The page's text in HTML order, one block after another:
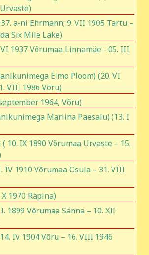
a-ni Ehrmann; 9. VII 1905 Tartu –
Six Mile Lake)
VI 1937 Võrumaa Linnamäe - 05. III
Elmo Ploom) (20. VI
VIII 1986 Võru)
1964, Võru)
Mariina Paesalu) (13. I
10. IX 1890 Võrumaa Urvaste – 15.
IV 1910 Võrumaa Osula – 31. VIII
1970 Räpina)
1899 Võrumaa Sänna – 10. XII
IV 1904 Võru – 16. VIII 1946